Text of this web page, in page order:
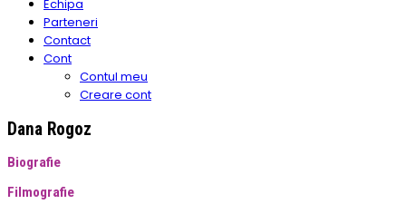
Echipa
Parteneri
Contact
Cont
Contul meu
Creare cont
Dana Rogoz
Biografie
Filmografie